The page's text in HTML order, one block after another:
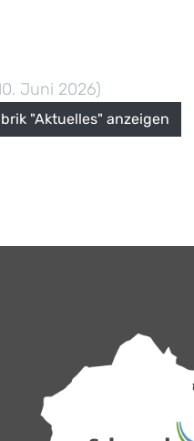
Juni 2026)
"Aktuelles" anzeigen